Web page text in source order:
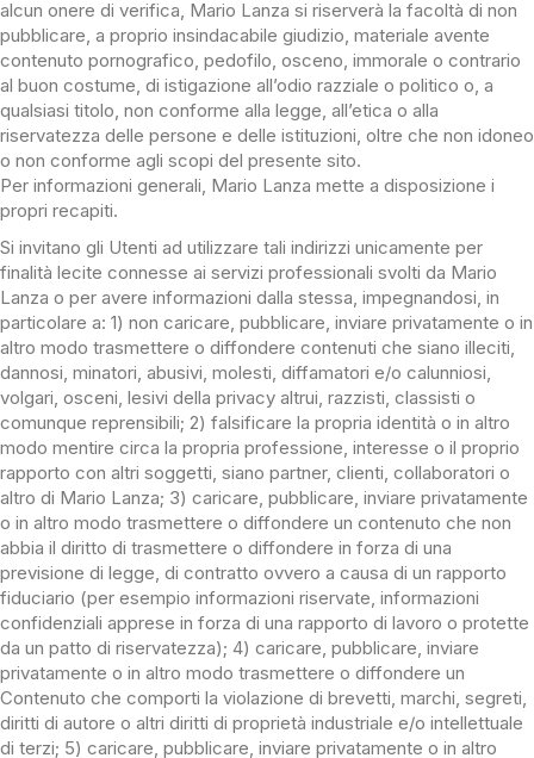
alcun onere di verifica, Mario Lanza si riserverà la facoltà di non
pubblicare, a proprio insindacabile giudizio, materiale avente
contenuto pornografico, pedofilo, osceno, immorale o contrario
al buon costume, di istigazione all’odio razziale o politico o, a
qualsiasi titolo, non conforme alla legge, all’etica o alla
riservatezza delle persone e delle istituzioni, oltre che non idoneo
o non conforme agli scopi del presente sito.
Per informazioni generali, Mario Lanza mette a disposizione i
propri recapiti.
Si invitano gli Utenti ad utilizzare tali indirizzi unicamente per
finalità lecite connesse ai servizi professionali svolti da Mario
Lanza o per avere informazioni dalla stessa, impegnandosi, in
particolare a: 1) non caricare, pubblicare, inviare privatamente o in
altro modo trasmettere o diffondere contenuti che siano illeciti,
dannosi, minatori, abusivi, molesti, diffamatori e/o calunniosi,
volgari, osceni, lesivi della privacy altrui, razzisti, classisti o
comunque reprensibili; 2) falsificare la propria identità o in altro
modo mentire circa la propria professione, interesse o il proprio
rapporto con altri soggetti, siano partner, clienti, collaboratori o
altro di Mario Lanza; 3) caricare, pubblicare, inviare privatamente
o in altro modo trasmettere o diffondere un contenuto che non
abbia il diritto di trasmettere o diffondere in forza di una
previsione di legge, di contratto ovvero a causa di un rapporto
fiduciario (per esempio informazioni riservate, informazioni
confidenziali apprese in forza di una rapporto di lavoro o protette
da un patto di riservatezza); 4) caricare, pubblicare, inviare
privatamente o in altro modo trasmettere o diffondere un
Contenuto che comporti la violazione di brevetti, marchi, segreti,
diritti di autore o altri diritti di proprietà industriale e/o intellettuale
di terzi; 5) caricare, pubblicare, inviare privatamente o in altro